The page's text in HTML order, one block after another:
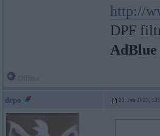
http://
DPF
depo 23. Feb 2023,